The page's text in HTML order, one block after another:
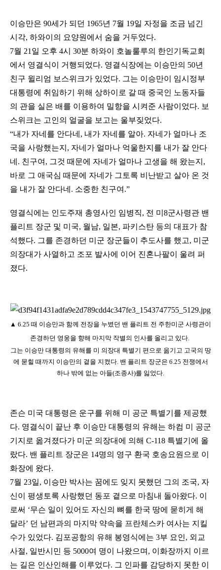
이승만은 90세가 되던 1965년 7월 19일 자정을 조금 넘긴
시각, 하와이의 요양원에서 숨을 거두었다.
7월 21일 오후 4시 30분 하와이 호놀룰루의 한인기독교회
에서 영결식이 거행되었다. 영결식장에는 이승만의 50년
친구 윌리엄 보스위크가 있었다. 그는 이승만이 임시정부
대통령에 취임하기 위해 상하이로 갈 때 중국인 노동자들
의 관을 실은 배를 이용하여 밀항을 시켜준 사람이었다. 보
스위크는 고인의 얼굴을 보고는 울부짖었다.
“내가 자네를 안다네, 내가 자네를 알아. 자네가 얼마나 조
국을 사랑했는지, 자네가 얼마나 억울한지를 내가 잘 안다
네. 친구여, 그것 때문에 자네가 얼마나 고생을 해 왔는지,
바로 그 애국심 때문에 자네가 그토록 비난받고 살아 온 것
을 내가 잘 안다네. 소중한 친구여.”
영결식에는 인도주재 총영사인 임병직, 전 미8군사령관 밴
플리트 장군 및 미국, 월남, 일본, 파키스탄 등의 대표가 참
석했다. 그를 존경하던 미군 장군들이 추도사를 했고, 미군
의장대가 사열하고 조포 발사에 이어 진혼나팔이 울려 퍼
졌다.
▲ 6.25 때 이승만과 함께 전장을 누볐던 밴 플리트 전 주한미군 사령관이
존경하던 영웅을 향해 마지막 작별의 인사를 올리고 있다.
그는 이승만 대통령의 유해를 미 의장대 특별기 편으로 옮기고 고국의 땅
에 묻힐 때까지 이승만의 곁을 지켰다. 밴 플리트 장군은 6.25 전쟁에서
하나 밖에 없는 아들(조종사)를 잃었다.
존슨 미국 대통령은 운구를 위해 미 공군 특별기를 제공했
다. 영결식이 끝난 후 이승만 대통령의 유해는 하컴 미 공군
기지로 옮겨졌다가 미군 의장대에 의해 C-118 특별기에 올
랐다. 밴 플리트 장군은 14명의 영구 환국 호송요원으로 이
화장에 왔다.
7월 23일, 이승만 박사는 꿈에도 잊지 못했던 그의 조국, 자
신이 평생토록 사랑했던 동포 곁으로 마침내 돌아왔다. 이
로써 ‘무슨 일이 있어도 자신의 뼈를 한국 땅에 묻히게 해
달라’ 던 남편과의 마지막 약속을 프란체스카 여사는 지킬
수가 있었다. 김포공항의 유해 봉영식에는 3부 요인, 외교
사절, 일반시민 등 5000여 명이 나왔으며, 이화장까지 이르
는 길은 인산인해를 이루었다. 그 인파를 감당하지 못한 이